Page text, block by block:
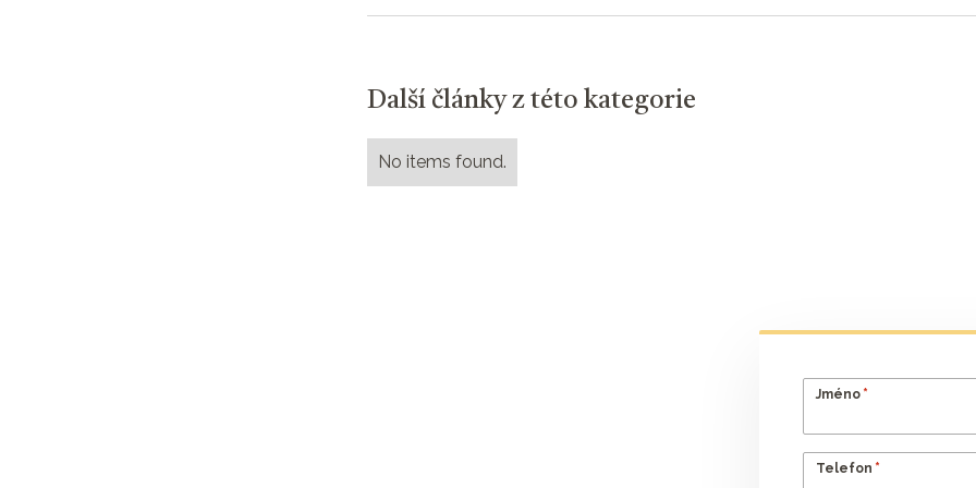
Další články z této kategorie
No items found.
Jméno *
Telefon *